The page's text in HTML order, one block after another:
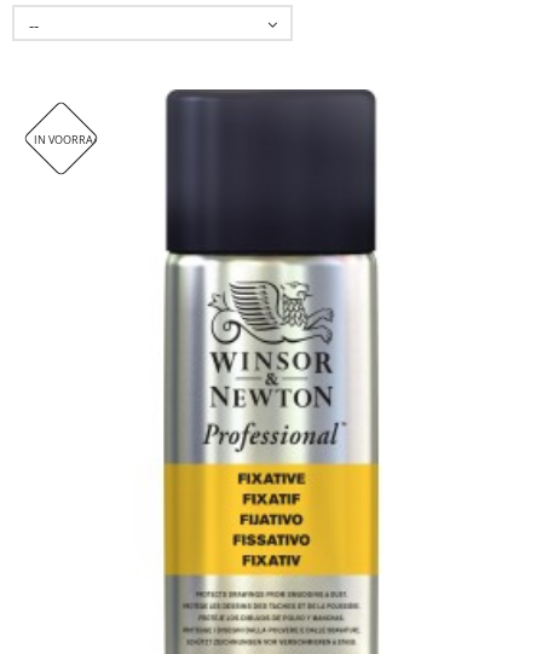
--
IN VOORRAAD